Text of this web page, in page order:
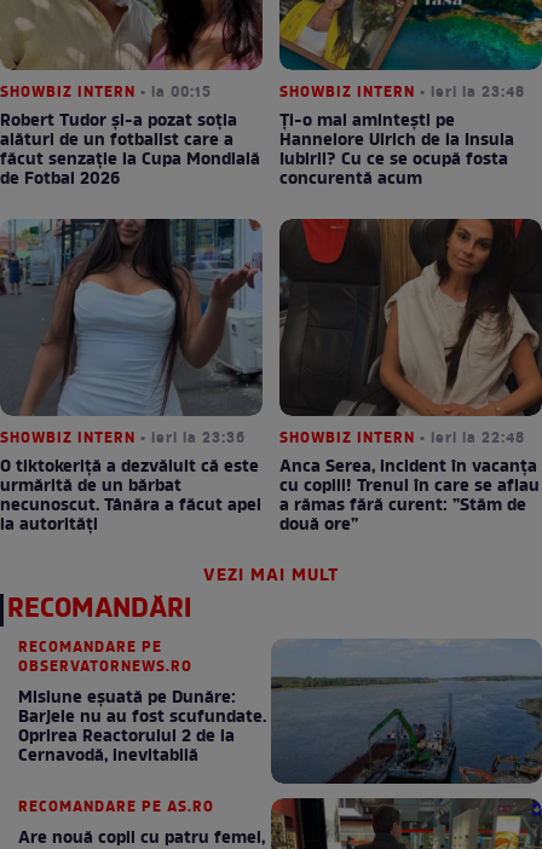
SHOWBIZ INTERN • la 00:15
Robert Tudor și-a pozat soția
alături de un fotbalist care a
făcut senzație la Cupa Mondială
de Fotbal 2026
SHOWBIZ INTERN • ieri la 23:48
Ți-o mai amintești pe
Hannelore Ulrich de la Insula
Iubirii? Cu ce se ocupă fosta
concurentă acum
SHOWBIZ INTERN • ieri la 23:36
O tiktokeriță a dezvăluit că este
urmărită de un bărbat
necunoscut. Tânăra a făcut apel
la autorități
SHOWBIZ INTERN • ieri la 22:48
Anca Serea, incident în vacanța
cu copiii! Trenul în care se aflau
a rămas fără curent: ”Stăm de
două ore”
VEZI MAI MULT
RECOMANDĂRI
RECOMANDARE PE
OBSERVATORNEWS.RO
Misiune eșuată pe Dunăre:
Barjele nu au fost scufundate.
Oprirea Reactorului 2 de la
Cernavodă, inevitabilă
RECOMANDARE PE AS.RO
Are nouă copii cu patru femei,